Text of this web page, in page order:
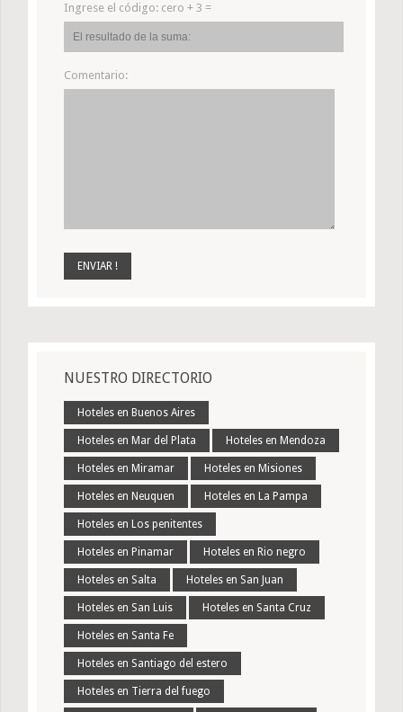
Ingrese el código: cero + 3 =
Comentario:
NUESTRO DIRECTORIO
Hoteles en Buenos Aires
Hoteles en Mar del Plata Hoteles en Mendoza
Hoteles en Miramar Hoteles en Misiones
Hoteles en Neuquen Hoteles en La Pampa
Hoteles en Los penitentes
Hoteles en Pinamar Hoteles en Rio negro
Hoteles en Salta Hoteles en San Juan
Hoteles en San Luis Hoteles en Santa Cruz
Hoteles en Santa Fe
Hoteles en Santiago del estero
Hoteles en Tierra del fuego